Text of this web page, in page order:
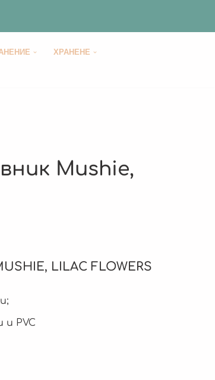
ХРАНЕНЕ
Mushie,
LILAC FLOWERS
и PVC